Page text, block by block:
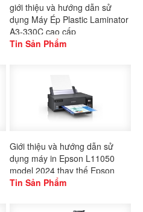
giới thiệu và hướng dẫn sử
dụng Máy Ép Plastic Laminator
A3-330C cao cấp
Tin Sản Phẩm
Giới thiệu và hướng dẫn sử
dụng máy in Epson L11050
model 2024 thay thế Epson
L1300
Tin Sản Phẩm